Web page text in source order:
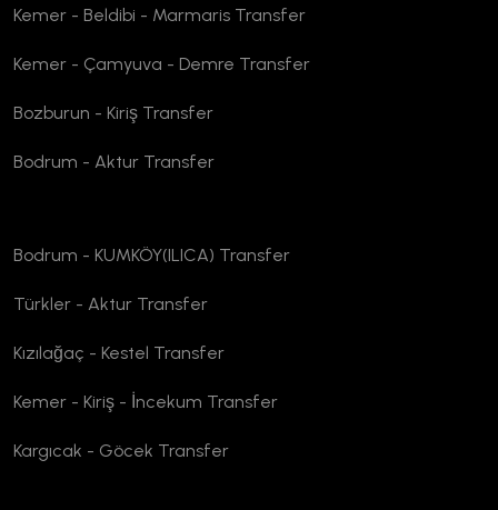
Kemer - Beldibi - Marmaris Transfer
Kemer - Çamyuva - Demre Transfer
Bozburun - Kiriş Transfer
Bodrum - Aktur Transfer
Bodrum - KUMKÖY(ILICA) Transfer
Türkler - Aktur Transfer
Kızılağaç - Kestel Transfer
Kemer - Kiriş - İncekum Transfer
Kargıcak - Göcek Transfer